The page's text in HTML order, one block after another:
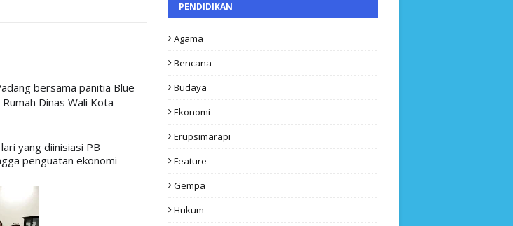
bersama panitia Blue
Dinas Wali Kota
yang diinisiasi PB
penguatan ekonomi
PENDIDIKAN
Agama
Bencana
Budaya
Ekonomi
Erupsimarapi
Feature
Gempa
Hukum